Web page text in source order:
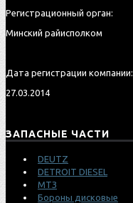
Регистрационный орган:
Минский райисполком
Дата регистрации компании:
27.03.2014
ЗАПАСНЫЕ ЧАСТИ
DEUTZ
DETROIT DIESEL
МТЗ
Бороны дисковые